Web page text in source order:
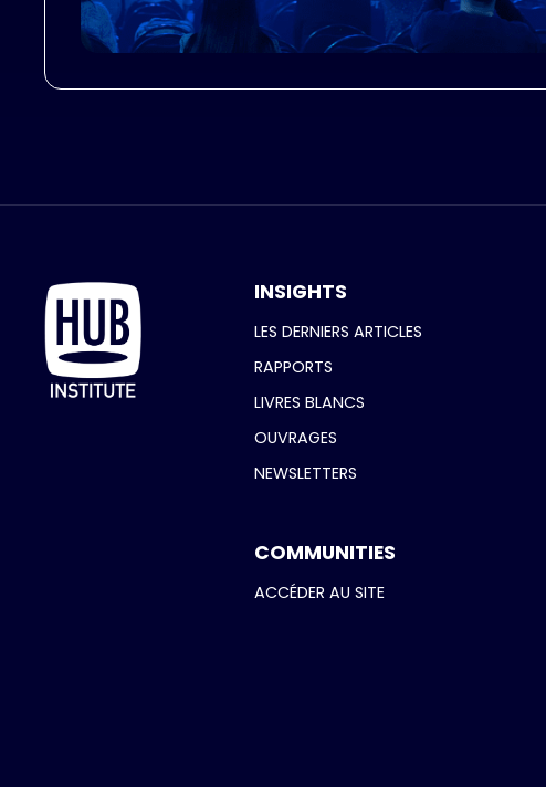
INSIGHTS
LES DERNIERS ARTICLES
RAPPORTS
LIVRES BLANCS
OUVRAGES
NEWSLETTERS
COMMUNITIES
ACCÉDER AU SITE